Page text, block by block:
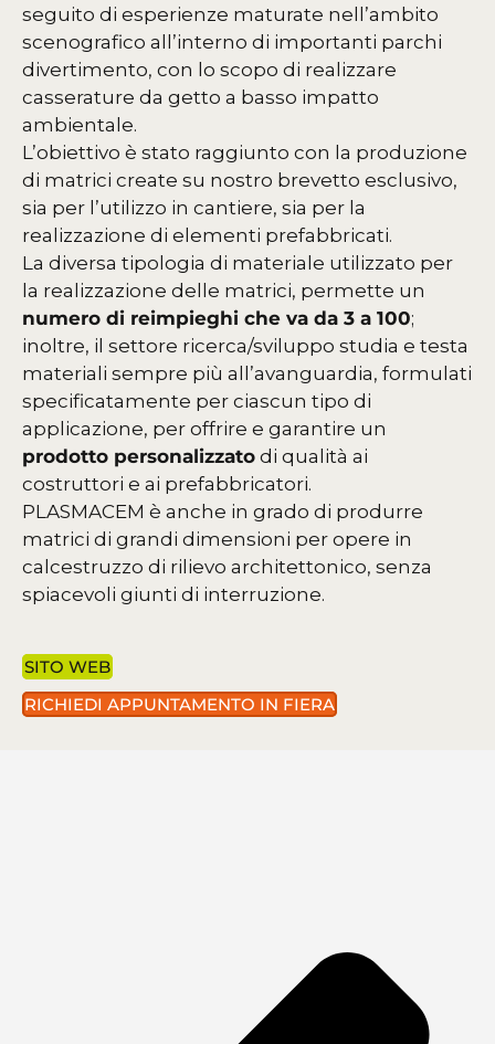
seguito di esperienze maturate nell’ambito
scenografico all’interno di importanti parchi
divertimento, con lo scopo di realizzare
casserature da getto a basso impatto
ambientale.
L’obiettivo è stato raggiunto con la produzione
di matrici create su nostro brevetto esclusivo,
sia per l’utilizzo in cantiere, sia per la
realizzazione di elementi prefabbricati.
La diversa tipologia di materiale utilizzato per
la realizzazione delle matrici, permette un
numero di reimpieghi che va da 3 a 100;
inoltre, il settore ricerca/sviluppo studia e testa
materiali sempre più all’avanguardia, formulati
specificatamente per ciascun tipo di
applicazione, per offrire e garantire un
prodotto personalizzato di qualità ai
costruttori e ai prefabbricatori.
PLASMACEM è anche in grado di produrre
matrici di grandi dimensioni per opere in
calcestruzzo di rilievo architettonico, senza
spiacevoli giunti di interruzione.
SITO WEB
RICHIEDI APPUNTAMENTO IN FIERA